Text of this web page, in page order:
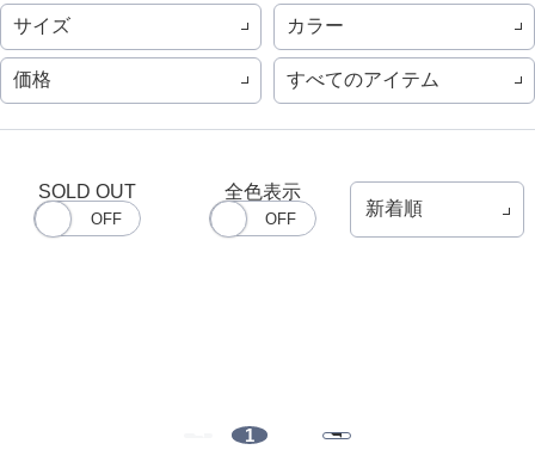
サイズ カラー
価格 すべてのアイテム
SOLD OUT 全色表示
1